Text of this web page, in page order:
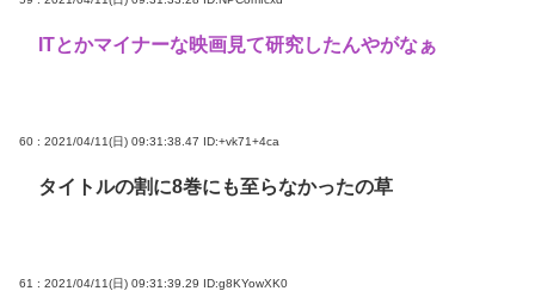
ITとかマイナーな映画見て研究したんやがなぁ
60 : 2021/04/11(日) 09:31:38.47 ID:+vk71+4ca
タイトルの割に8巻にも至らなかったの草
61 : 2021/04/11(日) 09:31:39.29 ID:g8KYowXK0